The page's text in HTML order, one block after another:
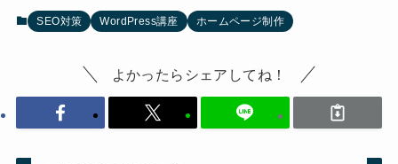
SEO対策 WordPress講座 ホームページ制作
よかったらシェアしてね！